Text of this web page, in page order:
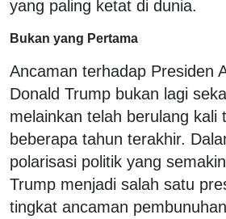
yang paling ketat di dunia.
Bukan yang Pertama
Ancaman terhadap Presiden
Donald Trump bukan lagi
melainkan telah berulang kali
beberapa tahun terakhir.
polarisasi politik yang
Trump menjadi salah satu
tingkat ancaman